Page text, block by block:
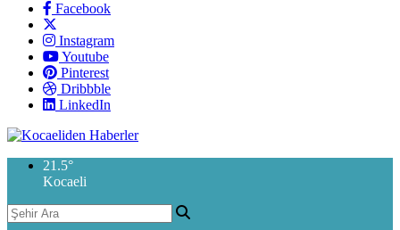
Facebook
Instagram
Youtube
Pinterest
Dribbble
LinkedIn
21.5°
Kocaeli